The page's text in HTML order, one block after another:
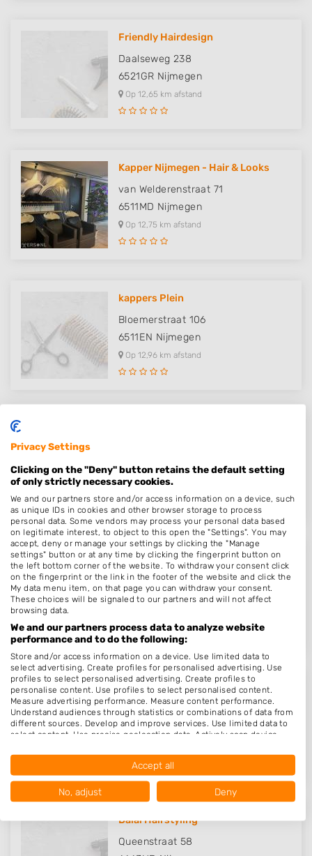
Friendly Hairdesign
Daalseweg 238
6521GR Nijmegen
Op 12,65 km afstand
Kapper Nijmegen - Hair & Looks
van Welderenstraat 71
6511MD Nijmegen
Op 12,75 km afstand
kappers Plein
Bloemerstraat 106
6511EN Nijmegen
Op 12,96 km afstand
6511EN Nijmegen
Op 12,96 km afstand
de Haarsmit
Hertogstraat 11
6511RV Nijmegen
Hairtrends For All
Pastoor Spieringsstraat 219
5401GT Uden
Dalal Hairstyling
Queenstraat 58
Privacy Settings
Clicking on the "Deny" button retains the default setting
of only strictly necessary cookies.
We and our partners store and/or access information on a device, such
as unique IDs in cookies and other browser storage to process
personal data. Some vendors may process your personal data based
on legitimate interest, to object to this open the "Settings". You may
accept, deny or manage your settings by clicking the "Manage
settings" button or at any time by clicking the fingerprint button on
the left bottom corner of the website. To withdraw your consent click
on the fingerprint or the link in the footer of the website and click the
My data menu item, on that page you can withdraw your consent.
These choices will be signaled to our partners and will not affect
browsing data.
We and our partners process data to analyze website
performance and to do the following:
Store and/or access information on a device. Use limited data to
select advertising. Create profiles for personalised advertising. Use
profiles to select personalised advertising. Create profiles to
personalise content. Use profiles to select personalised content.
Measure advertising performance. Measure content performance.
Understand audiences through statistics or combinations of data from
different sources. Develop and improve services. Use limited data to
select content. Use precise geolocation data. Actively scan device
Data may be shared outside of the European Union and send to the
Your consent and the cookie policy applies solely to this website/app.
View Partner List (1016 IAB Vendors)
We use your data for the following purposes:
IAB processing purposes:
Accept all
No, adjust Deny